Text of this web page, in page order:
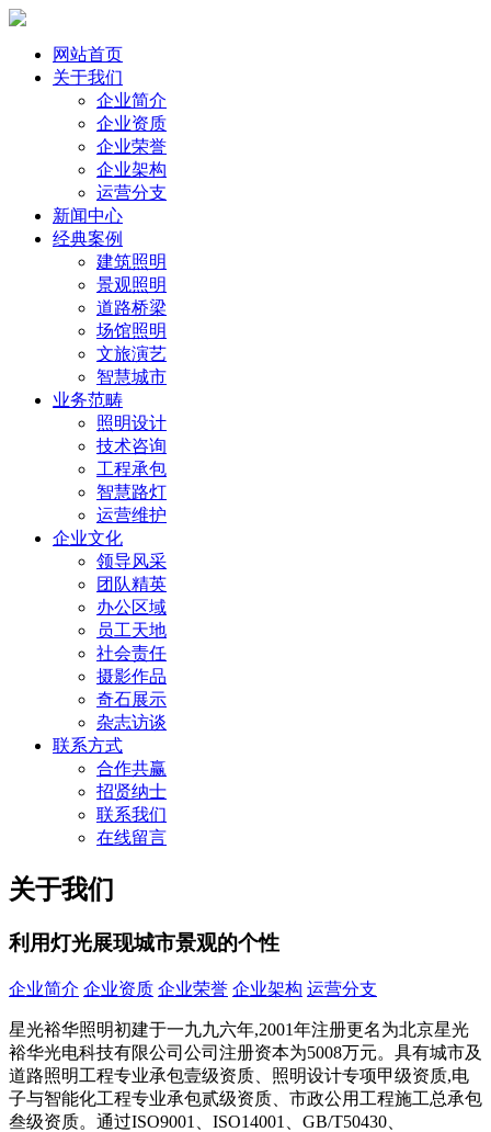
网站首页
关于我们
企业简介
企业资质
企业荣誉
企业架构
运营分支
新闻中心
经典案例
建筑照明
景观照明
道路桥梁
场馆照明
文旅演艺
智慧城市
业务范畴
照明设计
技术咨询
工程承包
智慧路灯
运营维护
企业文化
领导风采
团队精英
办公区域
员工天地
社会责任
摄影作品
奇石展示
杂志访谈
联系方式
合作共赢
招贤纳士
联系我们
在线留言
关于我们
利用灯光展现城市景观的个性
企业简介 企业资质 企业荣誉 企业架构 运营分支
星光裕华照明初建于一九九六年,2001年注册更名为北京星光
裕华光电科技有限公司公司注册资本为5008万元。具有城市及
道路照明工程专业承包壹级资质、照明设计专项甲级资质,电
子与智能化工程专业承包贰级资质、市政公用工程施工总承包
叁级资质。通过ISO9001、ISO14001、GB/T50430、